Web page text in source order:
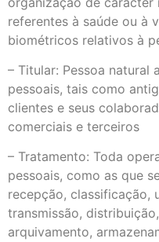
referentes à saúde ou à
biométricos relativos à
– Titular: Pessoa natural
pessoais, tais como
clientes e seus
comerciais e terceiros
– Tratamento: Toda
pessoais, como as que
recepção, classificação,
transmissão,
arquivamento,